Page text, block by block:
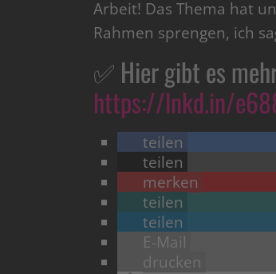
Arbeit! Das Thema hat
Rahmen sprengen, ich
✅ Hier gibt es
https://lnkd.in/
teilen
teilen
merken
teilen
teilen
E-Mail
drucken